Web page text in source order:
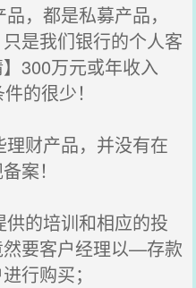
，都是私募产品，
是我们银行的个人客
300万元或年收入
的很少！
财产品，并没有在
案！
的培训和相应的投
要客户经理以—存款
行购买；